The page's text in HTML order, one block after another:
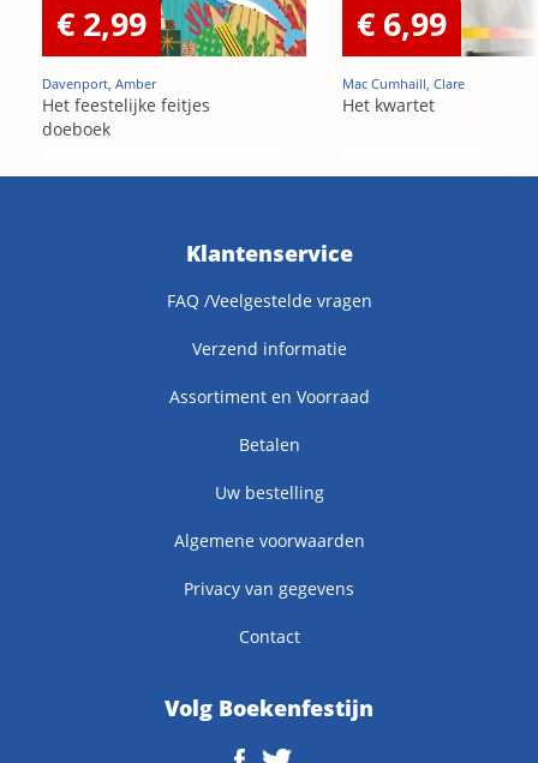
€ 2,99
Davenport, Amber
Het feestelijke feitjes
doeboek
€ 6,99
Mac Cumhaill, Clare
Het kwartet
Klantenservice
FAQ /Veelgestelde vragen
Verzend informatie
Assortiment en Voorraad
Betalen
Uw bestelling
Algemene voorwaarden
Privacy van gegevens
Contact
Volg Boekenfestijn